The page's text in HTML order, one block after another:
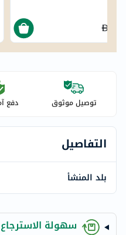
توصيل موثوق دفع
التفاصيل
بلد المنشأ
سهولة الاسترجاع